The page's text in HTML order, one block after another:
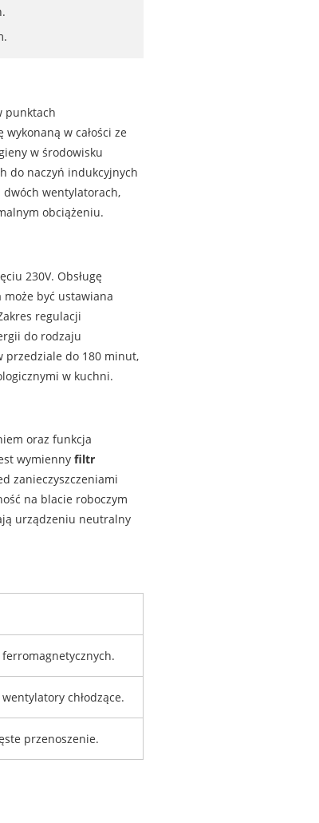
punktach
w całości ze
w środowisku
do naczyń indukcyjnych
dwóch wentylatorach,
obciążeniu.
230V. Obsługę
być ustawiana
regulacji
do rodzaju
przedziale do 180 minut,
w kuchni.
oraz funkcja
wymienny filtr
zanieczyszczeniami
na blacie roboczym
urządzeniu neutralny
ferromagnetycznych.
chłodzące.
przenoszenie.